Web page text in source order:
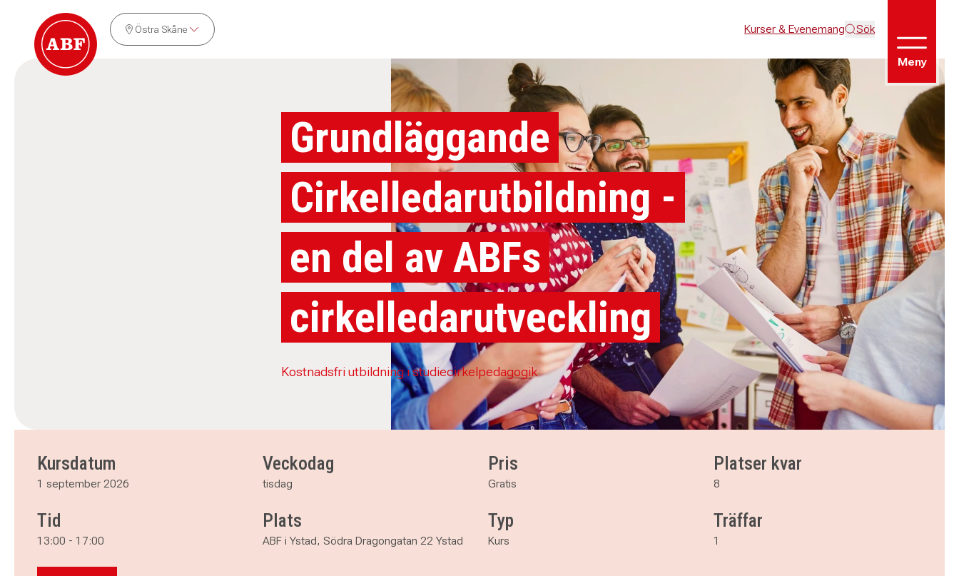
Östra Skåne Kurser & Evenemang Sök
Meny
Grundläggande
Cirkelledarutbildning -
en del av ABFs
cirkelledarutveckling
Kostnadsfri utbildning i studiecirkelpedagogik
Kursdatum
1 september 2026
Veckodag
tisdag
Tid
13:00 - 17:00
Plats
ABF i Ystad, Södra Dragongatan 22 Ystad
Pris
Gratis
Platser kvar
8
Typ
Kurs
Träffar
1